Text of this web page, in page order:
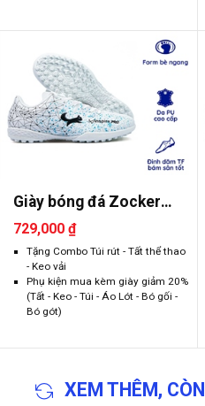
Giày bóng đá Zocker
Inspire ..
729,000 ₫
Tặng Combo Túi rút - Tất thể thao
- Keo vải
Phụ kiện mua kèm giày giảm 20%
(Tất - Keo - Túi - Áo Lót - Bó gối -
Bó gót)
XEM THÊM, CÒN